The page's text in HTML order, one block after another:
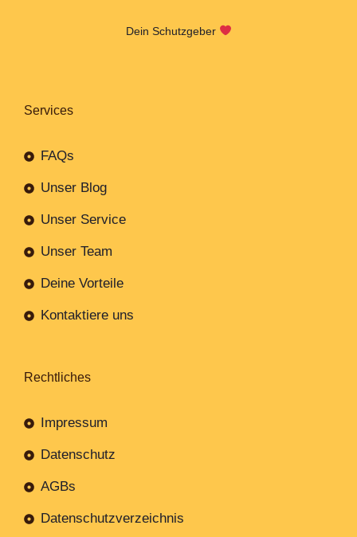
Dein Schutzgeber
Services
FAQs
Unser Blog
Unser Service
Unser Team
Deine Vorteile
Kontaktiere uns
Rechtliches
Impressum
Datenschutz
AGBs
Datenschutzverzeichnis